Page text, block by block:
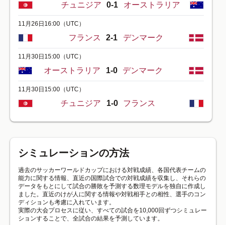
チュニジア 0-1 オーストラリア
11月26日16:00 （UTC）
フランス 2-1 デンマーク
11月30日15:00 （UTC）
オーストラリア 1-0 デンマーク
11月30日15:00 （UTC）
チュニジア 1-0 フランス
シミュレーションの方法
過去のサッカーワールドカップにおける対戦成績、各国代表チームの
能力に関する情報、直近の国際試合での対戦成績を収集し、それらの
データをもとにして試合の勝敗を予測する数理モデルを独自に作成し
ました。直近のけが人に関する情報や対戦相手との相性、選手のコン
ディションも考慮に入れています。
実際の大会プロセスに従い、すべての試合を10,000回ずつシミュレー
ションすることで、全試合の結果を予測しています。